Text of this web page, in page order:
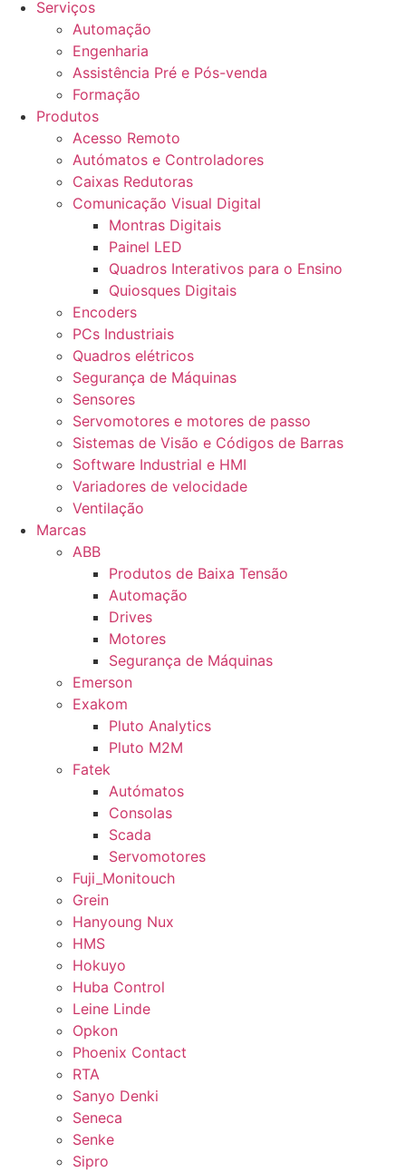
Serviços
Automação
Engenharia
Assistência Pré e Pós-venda
Formação
Produtos
Acesso Remoto
Autómatos e Controladores
Caixas Redutoras
Comunicação Visual Digital
Montras Digitais
Painel LED
Quadros Interativos para o Ensino
Quiosques Digitais
Encoders
PCs Industriais
Quadros elétricos
Segurança de Máquinas
Sensores
Servomotores e motores de passo
Sistemas de Visão e Códigos de Barras
Software Industrial e HMI
Variadores de velocidade
Ventilação
Marcas
ABB
Produtos de Baixa Tensão
Automação
Drives
Motores
Segurança de Máquinas
Emerson
Exakom
Pluto Analytics
Pluto M2M
Fatek
Autómatos
Consolas
Scada
Servomotores
Fuji_Monitouch
Grein
Hanyoung Nux
HMS
Hokuyo
Huba Control
Leine Linde
Opkon
Phoenix Contact
RTA
Sanyo Denki
Seneca
Senke
Sipro